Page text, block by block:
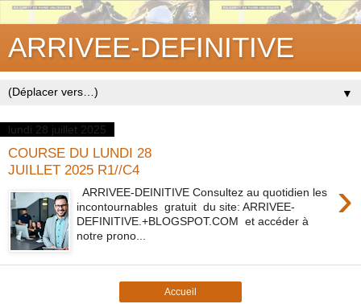
ARRIVEE-DEFINITIVE
▼
lundi 28 juillet 2025
COURSE DU LUNDI 28
JUILLET 2025 R1//C4
›
ARRIVEE-DEINITIVE Consultez au quotidien les
incontournables gratuit du site: ARRIVEE-
DEFINITIVE.+BLOGSPOT.COM et accéder à
notre prono...
Accueil